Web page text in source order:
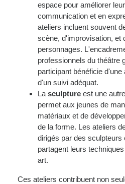
espace pour améliorer
communication et en
ateliers incluent souvent
scène, d'improvisation, et
personnages.
professionnels du théâtre
participant bénéficie
d'un suivi adéquat.
La sculpture est une
permet aux jeunes de
matériaux et de
de la forme. Les ateliers
dirigés par des sculpteurs
partagent leurs
art.
Ces ateliers contribuent non